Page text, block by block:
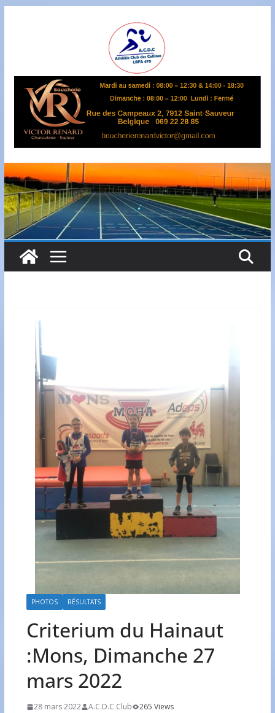
A
S
B
L
L
B
F
A
4
7
PHOTOS RÉSULTATS
Criterium du Hainaut
:Mons, Dimanche 27
mars 2022
28 mars 2022 A.C.D.C Club 265 Views